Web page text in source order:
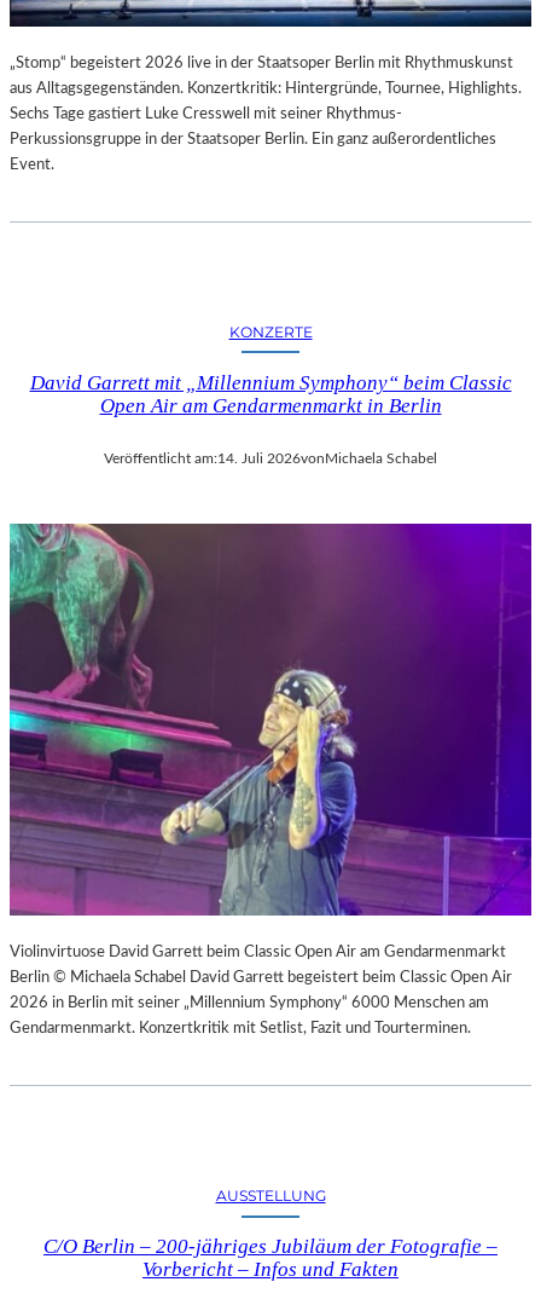
„Stomp“ begeistert 2026 live in der Staatsoper Berlin mit Rhythmuskunst
aus Alltagsgegenständen. Konzertkritik: Hintergründe, Tournee, Highlights.
Sechs Tage gastiert Luke Cresswell mit seiner Rhythmus-
Perkussionsgruppe in der Staatsoper Berlin. Ein ganz außerordentliches
Event.
KONZERTE
David Garrett mit „Millennium Symphony“ beim Classic
Open Air am Gendarmenmarkt in Berlin
Veröffentlicht am:14. Juli 2026vonMichaela Schabel
Violinvirtuose David Garrett beim Classic Open Air am Gendarmenmarkt
Berlin © Michaela Schabel David Garrett begeistert beim Classic Open Air
2026 in Berlin mit seiner „Millennium Symphony“ 6000 Menschen am
Gendarmenmarkt. Konzertkritik mit Setlist, Fazit und Tourterminen.
AUSSTELLUNG
C/O Berlin – 200-jähriges Jubiläum der Fotografie –
Vorbericht – Infos und Fakten